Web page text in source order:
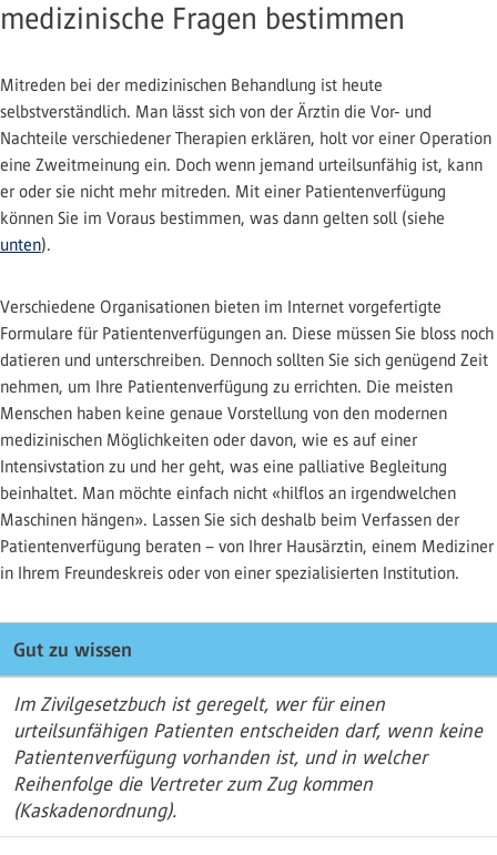
medizinische Fragen bestimmen
Mitreden bei der medizinischen Behandlung ist heute
selbstverständlich. Man lässt sich von der Ärztin die Vor- und
Nachteile verschiedener Therapien erklären, holt vor einer Operation
eine Zweitmeinung ein. Doch wenn jemand urteilsunfähig ist, kann
er oder sie nicht mehr mitreden. Mit einer Patientenverfügung
können Sie im Voraus bestimmen, was dann gelten soll (siehe
unten).
Verschiedene Organisationen bieten im Internet vorgefertigte
Formulare für Patientenverfügungen an. Diese müssen Sie bloss noch
datieren und unterschreiben. Dennoch sollten Sie sich genügend Zeit
nehmen, um Ihre Patientenverfügung zu errichten. Die meisten
Menschen haben keine genaue Vorstellung von den modernen
medizinischen Möglichkeiten oder davon, wie es auf einer
Intensivstation zu und her geht, was eine palliative Begleitung
beinhaltet. Man möchte einfach nicht «hilflos an irgendwelchen
Maschinen hängen». Lassen Sie sich deshalb beim Verfassen der
Patientenverfügung beraten – von Ihrer Hausärztin, einem Mediziner
in Ihrem Freundeskreis oder von einer spezialisierten Institution.
Gut zu wissen
Im Zivilgesetzbuch ist geregelt, wer für einen
urteilsunfähigen Patienten entscheiden darf, wenn keine
Patientenverfügung vorhanden ist, und in welcher
Reihenfolge die Vertreter zum Zug kommen
(Kaskadenordnung).